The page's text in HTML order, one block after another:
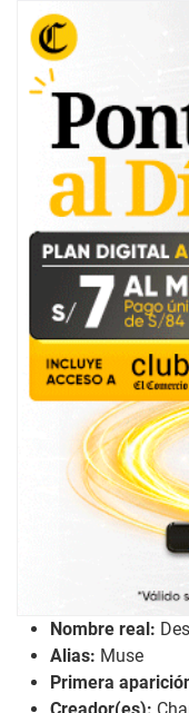
Nombre real:
Alias: Muse
Primera
Creador(es):